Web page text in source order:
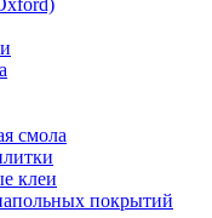
смола
клеи
покрытий